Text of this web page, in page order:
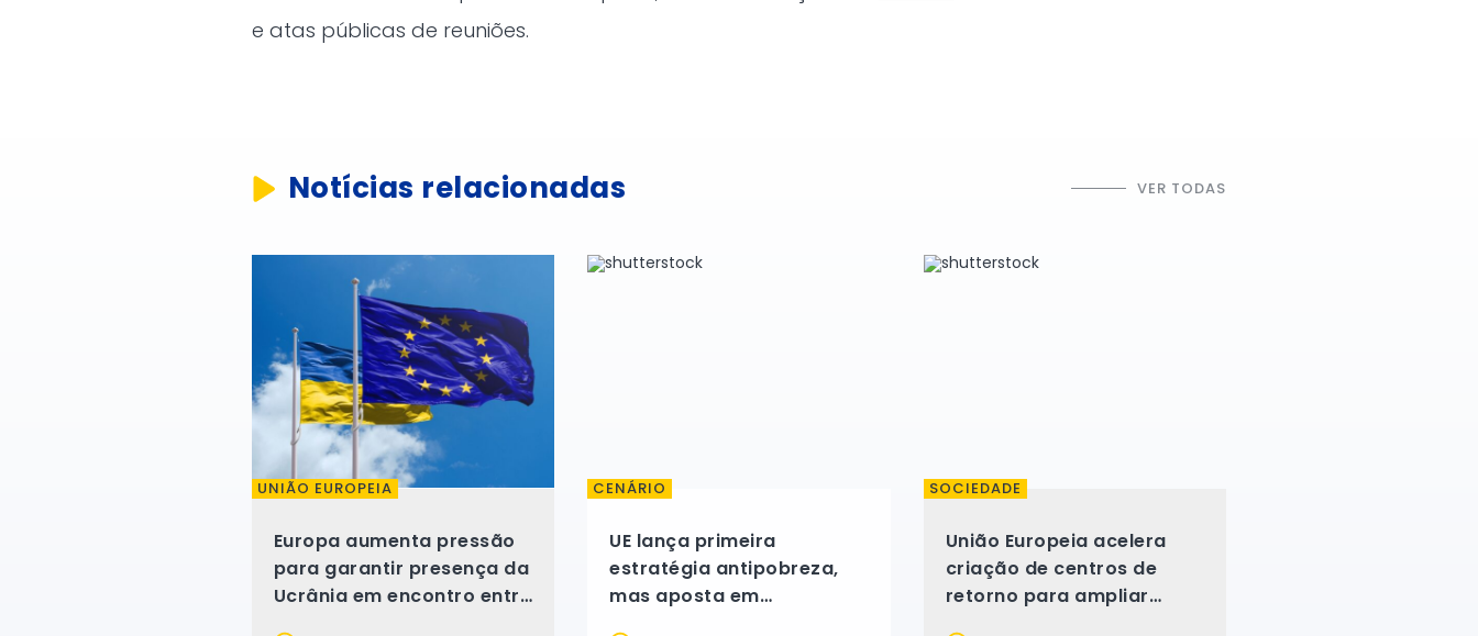
e atas públicas de reuniões.
Notícias relacionadas VER TODAS
UNIÃO EUROPEIA
Europa aumenta pressão
para garantir presença da
Ucrânia em encontro entre
CENÁRIO
UE lança primeira
estratégia antipobreza,
mas aposta em
SOCIEDADE
União Europeia acelera
criação de centros de
retorno para ampliar